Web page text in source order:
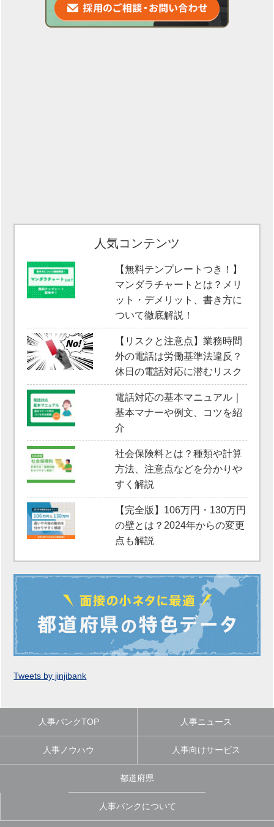
人気コンテンツ
【無料テンプレートつき！】
マンダラチャートとは？メリ
ット・デメリット、書き方に
ついて徹底解説！
【リスクと注意点】業務時間
外の電話は労働基準法違反？
休日の電話対応に潜むリスク
電話対応の基本マニュアル｜
基本マナーや例文、コツを紹
介
社会保険料とは？種類や計算
方法、注意点などを分かりや
すく解説
【完全版】106万円・130万円
の壁とは？2024年からの変更
点も解説
Tweets by jinjibank
人事バンクTOP 人事ニュース
人事ノウハウ 人事向けサービス
都道府県
人事バンクについて